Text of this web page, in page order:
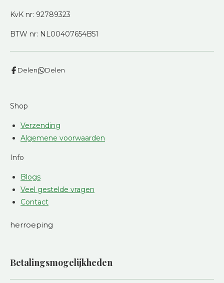
KvK nr: 92789323
BTW nr: NL00407654B51
Delen Delen
Shop
Verzending
Algemene voorwaarden
Info
Blogs
Veel gestelde vragen
Contact
herroeping
Betalingsmogelijkheden